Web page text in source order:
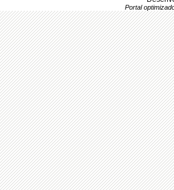
Portal